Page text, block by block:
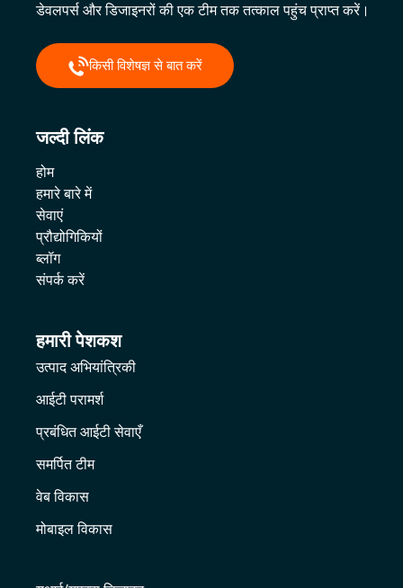
डेवलपर्स और डिजाइनरों की एक टीम तक तत्काल पहुंच प्राप्त करें।
किसी विशेषज्ञ से बात करें
जल्दी लिंक
होम
हमारे बारे में
सेवाएं
प्रौद्योगिकियों
ब्लॉग
संपर्क करें
हमारी पेशकश
उत्पाद अभियांत्रिकी
आईटी परामर्श
प्रबंधित आईटी सेवाएँ
समर्पित टीम
वेब विकास
मोबाइल विकास